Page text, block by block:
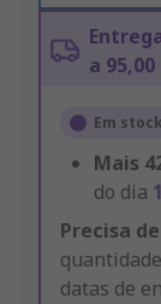
a 95,00
Em stock
Mais
do dia
Precisa
datas de